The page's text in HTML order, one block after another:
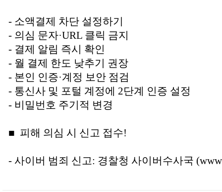
- 소액결제 차단 설정하기
- 의심 문자·URL 클릭 금지
- 결제 알림 즉시 확인
- 월 결제 한도 낮추기 권장
- 본인 인증·계정 보안 점검
- 통신사 및 포털 계정에 2단계 인증 설정
- 비밀번호 주기적 변경
■ 피해 의심 시 신고 접수!
- 사이버 범죄 신고: 경찰청 사이버수사국